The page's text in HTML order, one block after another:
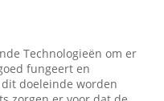
Technologieën om er
fungeert en
doeleinde worden